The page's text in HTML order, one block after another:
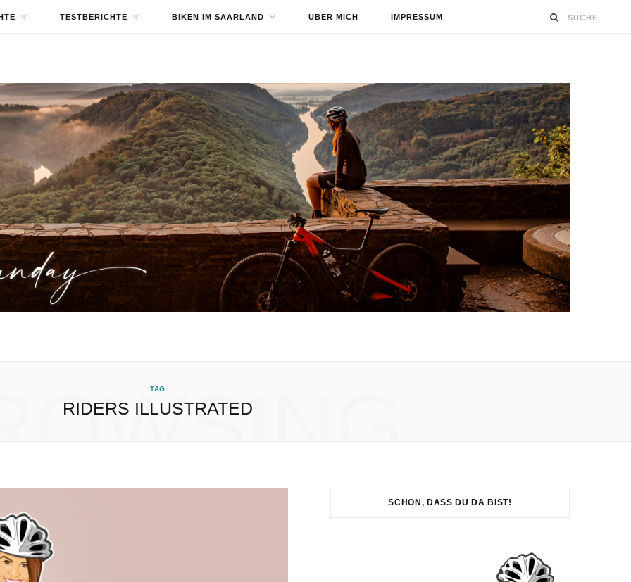
TESTBERICHTE BIKEN IM SAARLAND ÜBER MICH IMPRESSUM
TAG
RIDERS ILLUSTRATED
SCHÖN, DASS DU DA BIST!